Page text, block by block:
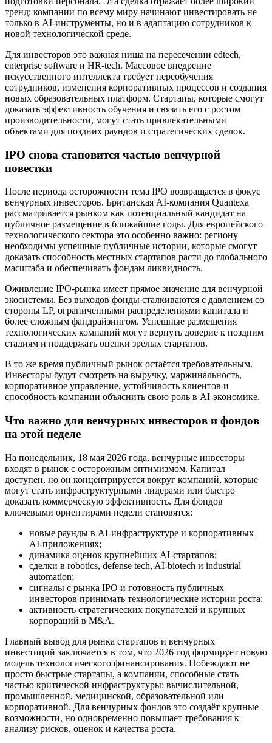
тренд: компании по всему миру начинают инвестировать не
только в AI-инструменты, но и в адаптацию сотрудников к
новой технологической среде.
Для инвесторов это важная ниша на пересечении edtech,
enterprise software и HR-tech. Массовое внедрение
искусственного интеллекта требует переобучения
сотрудников, изменения корпоративных процессов и создания
новых образовательных платформ. Стартапы, которые смогут
доказать эффективность обучения и связать его с ростом
производительности, могут стать привлекательными
объектами для поздних раундов и стратегических сделок.
IPO снова становится частью венчурной
повестки
После периода осторожности тема IPO возвращается в фокус
венчурных инвесторов. Британская AI-компания Quantexa
рассматривается рынком как потенциальный кандидат на
публичное размещение в ближайшие годы. Для европейского
технологического сектора это особенно важно: региону
необходимы успешные публичные истории, которые смогут
доказать способность местных стартапов расти до глобального
масштаба и обеспечивать фондам ликвидность.
Оживление IPO-рынка имеет прямое значение для венчурной
экосистемы. Без выходов фонды сталкиваются с давлением со
стороны LP, ограниченными распределениями капитала и
более сложным фандрайзингом. Успешные размещения
технологических компаний могут вернуть доверие к поздним
стадиям и поддержать оценки зрелых стартапов.
В то же время публичный рынок остаётся требовательным.
Инвесторы будут смотреть на выручку, маржинальность,
корпоративное управление, устойчивость клиентов и
способность компании объяснить свою роль в AI-экономике.
Что важно для венчурных инвесторов и фондов
на этой неделе
На понедельник, 18 мая 2026 года, венчурные инвесторы
входят в рынок с осторожным оптимизмом. Капитал
доступен, но он концентрируется вокруг компаний, которые
могут стать инфраструктурными лидерами или быстро
доказать коммерческую эффективность. Для фондов
ключевыми ориентирами недели становятся:
новые раунды в AI-инфраструктуре и корпоративных
AI-приложениях;
динамика оценок крупнейших AI-стартапов;
сделки в robotics, defense tech, AI-biotech и industrial
automation;
сигналы с рынка IPO и готовность публичных
инвесторов принимать технологические истории роста;
активность стратегических покупателей и крупных
корпораций в M&A.
Главный вывод для рынка стартапов и венчурных
инвестиций заключается в том, что 2026 год формирует новую
модель технологического финансирования. Побеждают не
просто быстрые стартапы, а компании, способные стать
частью критической инфраструктуры: вычислительной,
промышленной, медицинской, образовательной или
корпоративной. Для венчурных фондов это создаёт крупные
возможности, но одновременно повышает требования к
анализу рисков, оценок и качества роста.